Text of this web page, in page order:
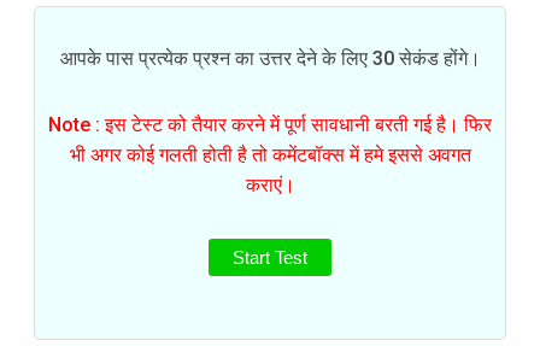
आपके पास प्रत्येक प्रश्न का उत्तर देने के लिए 30 सेकंड होंगे।
Note : इस टेस्ट को तैयार करने में पूर्ण सावधानी बरती गई है। फिर
भी अगर कोई गलती होती है तो कमेंटबॉक्स में हमे इससे अवगत
कराएं।
Start Test